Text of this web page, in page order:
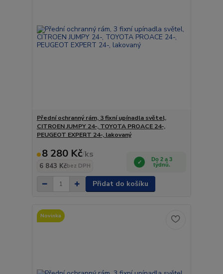
Přední ochranný rám, 3 fixní upínadla světel,
CITROEN JUMPY 24-, TOYOTA PROACE 24-,
PEUGEOT EXPERT 24-, lakovaný
8 280 Kč/ks
6 843 Kčbez DPH
Do 2 a 3
týdnů.
Přidat do košíku
Novinka